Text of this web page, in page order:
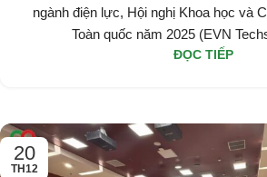
ngành điện lực, Hội nghị Khoa học và
Toàn quốc năm 2025 (EVN
ĐỌC TIẾP
20
TH12